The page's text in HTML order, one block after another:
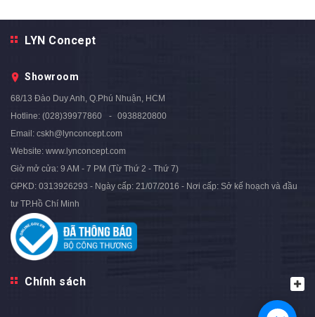
3.390.000₫
LYN Concept
Showroom
68/13 Đào Duy Anh, Q.Phú Nhuận, HCM
Hotline: (028)39977860
0938820800
Email: cskh@lynconcept.com
Website: www.lynconcept.com
Giờ mở cửa: 9 AM - 7 PM (Từ Thứ 2 - Thứ 7)
GPKD: 0313926293 - Ngày cấp: 21/07/2016 - Nơi cấp: Sở kế hoạch và đầu
tư TP.Hồ Chí Minh
Chính sách